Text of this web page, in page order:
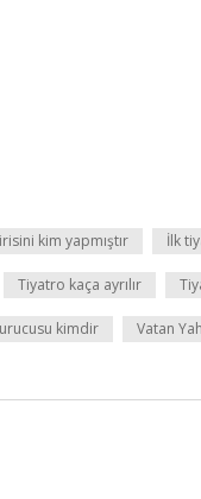
kim yapmıştır İlk
Tiyatro kaça ayrılır
kimdir Vatan